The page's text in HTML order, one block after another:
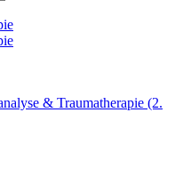
& Traumatherapie (2.